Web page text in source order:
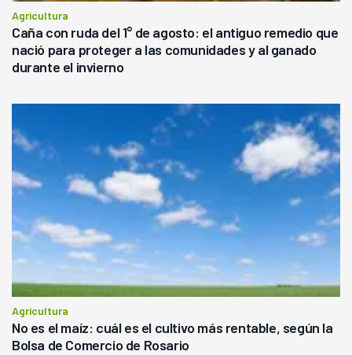
Agricultura
Caña con ruda del 1° de agosto: el antiguo remedio que
nació para proteger a las comunidades y al ganado
durante el invierno
Agricultura
No es el maíz: cuál es el cultivo más rentable, según la
Bolsa de Comercio de Rosario